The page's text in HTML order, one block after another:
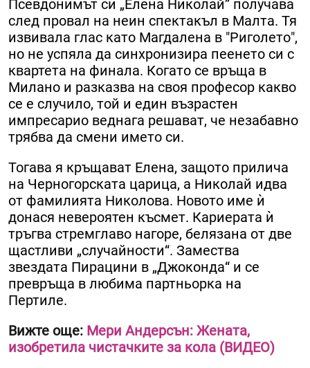
Псевдонимът си „Елена Николай” получава
след провал на неин спектакъл в Малта. Тя
извивала глас като Магдалена в "Риголето",
но не успяла да синхронизира пеенето си с
квартета на финала. Когато се връща в
Милано и разказва на своя професор какво
се е случило, той и един възрастен
импресарио веднага решават, че незабавно
трябва да смени името си.
Тогава я кръщават Елена, защото прилича
на Черногорската царица, а Николай идва
от фамилията Николова. Новото име ѝ
донася невероятен късмет. Кариерата ѝ
тръгва стремглаво нагоре, белязана от две
щастливи „случайности“. Замества
звездата Пирацини в „Джоконда“ и се
превръща в любима партньорка на
Пертиле.
Вижте още: Мери Андерсън: Жената,
изобретила чистачките за кола (ВИДЕО)